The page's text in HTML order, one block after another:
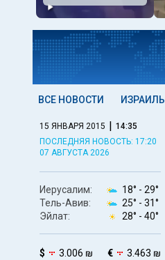
ВСЕ НОВОСТИ ИЗРАИЛЬ
15 ЯНВАРЯ 2015 | 14:35
ПОСЛЕДНЯЯ НОВОСТЬ: 17:20
07 АВГУСТА 2026
Иерусалим: 18° - 29°
Тель-Авив:
25° - 31°
Эйлат:
28° - 40°
$ 3.006 ₪ € 3.463 ₪